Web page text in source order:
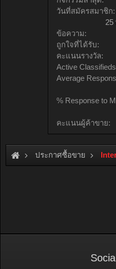
วันที่สมัครสมาชิก:
ข้อความ:
ถูกใจที่ได้รับ:
คะแนนรางวัล:
Active
Average
% Response to
คะแนนผู้ค้าขาย:
ประกาศซื้อขาย